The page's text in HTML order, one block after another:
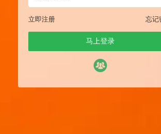
立即注册 忘记
马上登录